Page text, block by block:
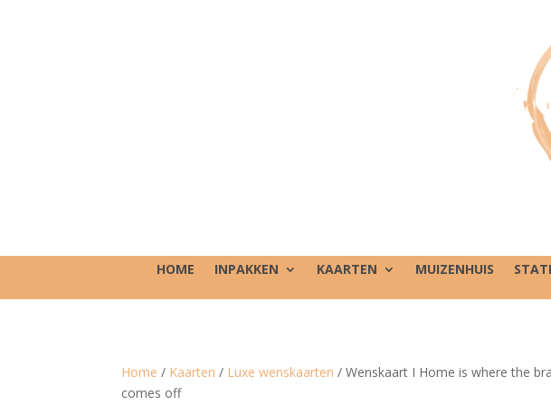
HOME INPAKKEN KAARTEN MUIZENHUIS
Home / Kaarten / Luxe wenskaarten / Wenskaart I Home is where the bra
comes off